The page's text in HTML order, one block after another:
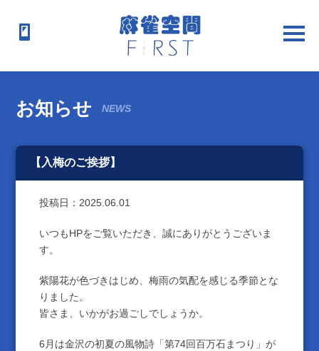
お知らせ NEWS
【入梅のご挨拶】
投稿日： 2025.06.01
いつもHPをご覧いただき、誠にありがとうございま
す。
紫陽花が色づきはじめ、梅雨の気配を感じる季節とな
りました。
皆さま、いかがお過ごしでしょうか。
6月は金沢の初夏の風物詩「第74回百万石まつり」が